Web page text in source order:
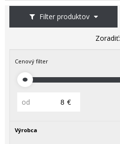
Filter produktov
Zoradiť:
Cenový filter
od €
Výrobca